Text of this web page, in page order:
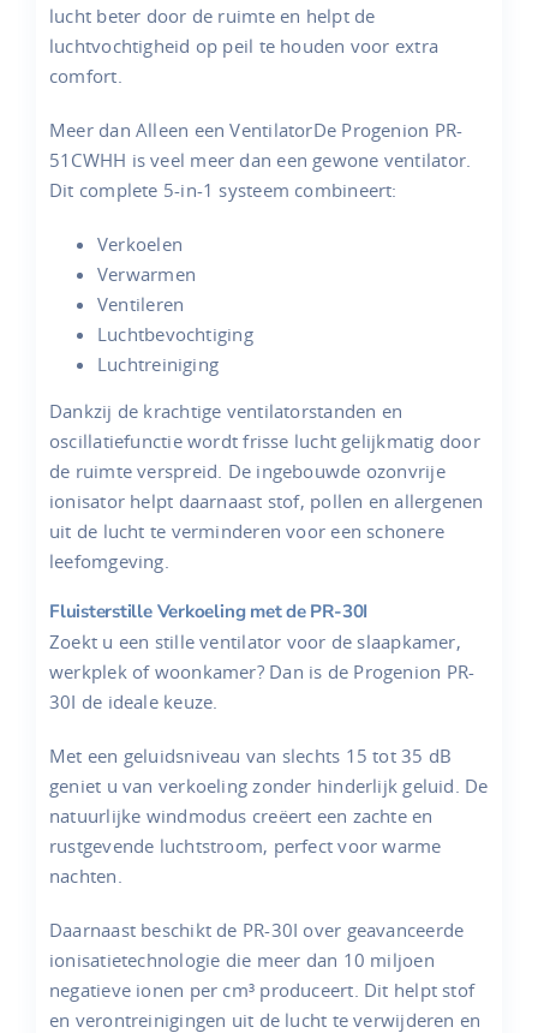
lucht beter door de ruimte en helpt de
luchtvochtigheid op peil te houden voor extra
comfort.
Meer dan Alleen een VentilatorDe Progenion PR-
51CWHH is veel meer dan een gewone ventilator.
Dit complete 5-in-1 systeem combineert:
Verkoelen
Verwarmen
Ventileren
Luchtbevochtiging
Luchtreiniging
Dankzij de krachtige ventilatorstanden en
oscillatiefunctie wordt frisse lucht gelijkmatig door
de ruimte verspreid. De ingebouwde ozonvrije
ionisator helpt daarnaast stof, pollen en allergenen
uit de lucht te verminderen voor een schonere
leefomgeving.
Fluisterstille Verkoeling met de PR-30I
Zoekt u een stille ventilator voor de slaapkamer,
werkplek of woonkamer? Dan is de Progenion PR-
30I de ideale keuze.
Met een geluidsniveau van slechts 15 tot 35 dB
geniet u van verkoeling zonder hinderlijk geluid. De
natuurlijke windmodus creëert een zachte en
rustgevende luchtstroom, perfect voor warme
nachten.
Daarnaast beschikt de PR-30I over geavanceerde
ionisatietechnologie die meer dan 10 miljoen
negatieve ionen per cm³ produceert. Dit helpt stof
en verontreinigingen uit de lucht te verwijderen en